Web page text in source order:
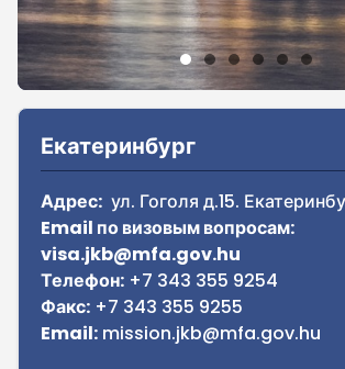
Sidebar
Екатеринбург
Адрес: ул. Гоголя д.15.
Email по визовым вопросам:
visa.jkb@mfa.gov.hu
Телефон: +7 343 355 9254
Факс: +7 343 355 9255
Email: mission.jkb@mfa.gov.hu